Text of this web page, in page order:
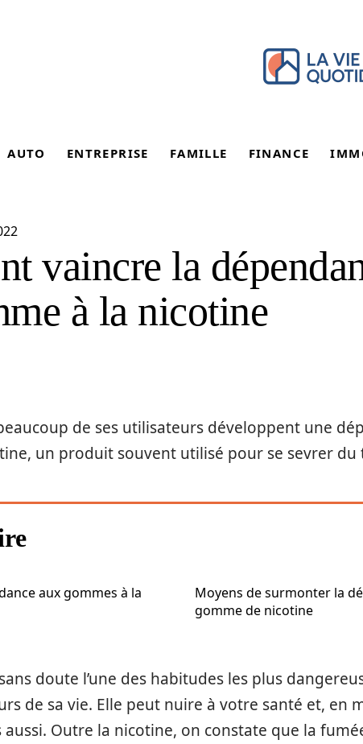
AUTO ENTREPRISE FAMILLE FINANCE
vaincre la
à la nicotine
de ses utilisateurs développent une
un produit souvent utilisé pour se sevrer du
aux gommes à la
Moyens de surmonter la
gomme de nicotine
doute l’une des habitudes les plus
de sa vie. Elle peut nuire à votre santé et, en
Outre la nicotine, on constate que la